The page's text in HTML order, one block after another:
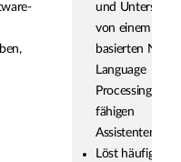
und
von einem KI-
basierten
Language
Processing
fähigen
Assistenten.
Löst häufige